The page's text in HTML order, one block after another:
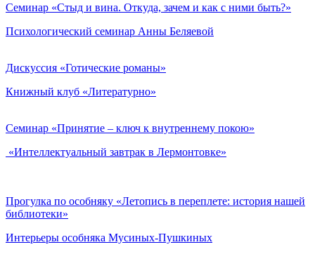
Семинар «Стыд и вина. Откуда, зачем и как с ними быть?»
Психологический семинар Анны Беляевой
Дискуссия «Готические романы»
Книжный клуб «Литературно»
Семинар «Принятие – ключ к внутреннему покою»
«Интеллектуальный завтрак в Лермонтовке»
Прогулка по особняку «Летопись в переплете: история нашей
библиотеки»
Интерьеры особняка Мусиных-Пушкиных